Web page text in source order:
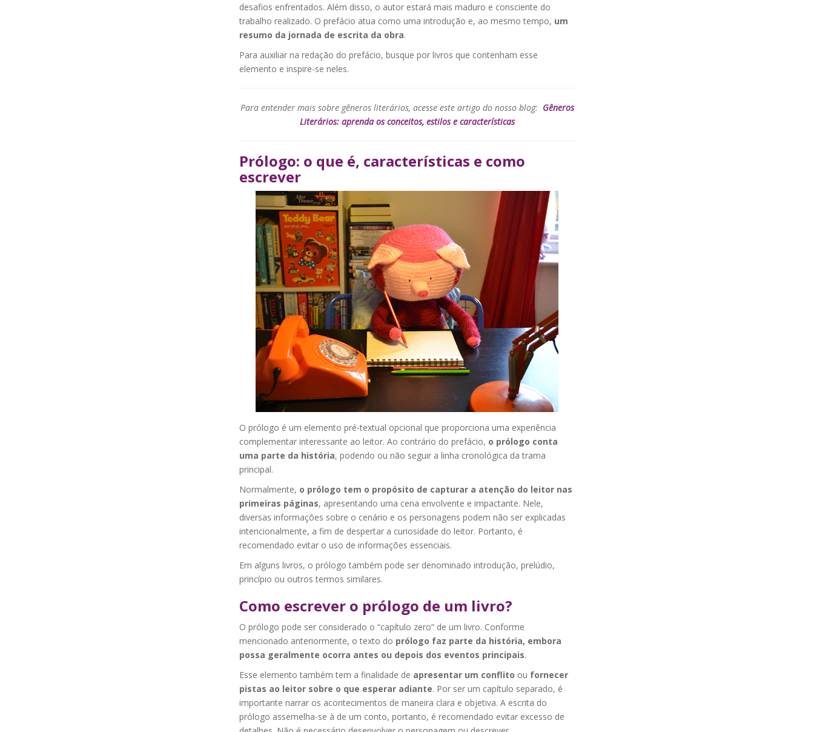
desafios enfrentados. Além disso, o autor estará mais maduro e consciente do
trabalho realizado. O prefácio atua como uma introdução e, ao mesmo tempo, um
resumo da jornada de escrita da obra.
Para auxiliar na redação do prefácio, busque por livros que contenham esse
elemento e inspire-se neles.
Para entender mais sobre gêneros literários, acesse este artigo do nosso blog: Gêneros
Literários: aprenda os conceitos, estilos e características
Prólogo: o que é, características e como
escrever
O prólogo é um elemento pré-textual opcional que proporciona uma experiência
complementar interessante ao leitor. Ao contrário do prefácio, o prólogo conta
uma parte da história, podendo ou não seguir a linha cronológica da trama
principal.
Normalmente, o prólogo tem o propósito de capturar a atenção do leitor nas
primeiras páginas, apresentando uma cena envolvente e impactante. Nele,
diversas informações sobre o cenário e os personagens podem não ser explicadas
intencionalmente, a fim de despertar a curiosidade do leitor. Portanto, é
recomendado evitar o uso de informações essenciais.
Em alguns livros, o prólogo também pode ser denominado introdução, prelúdio,
princípio ou outros termos similares.
Como escrever o prólogo de um livro?
O prólogo pode ser considerado o “capítulo zero” de um livro. Conforme
mencionado anteriormente, o texto do prólogo faz parte da história, embora
possa geralmente ocorra antes ou depois dos eventos principais.
Esse elemento também tem a finalidade de apresentar um conflito ou fornecer
pistas ao leitor sobre o que esperar adiante. Por ser um capítulo separado, é
importante narrar os acontecimentos de maneira clara e objetiva. A escrita do
prólogo assemelha-se à de um conto, portanto, é recomendado evitar excesso de